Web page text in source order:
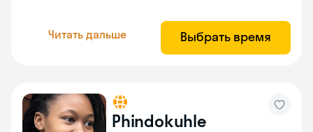
Читать дальше Выбрать время
Phindokuhle